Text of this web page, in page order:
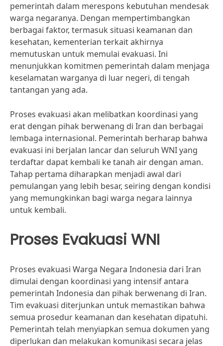
pemerintah dalam merespons kebutuhan mendesak
warga negaranya. Dengan mempertimbangkan
berbagai faktor, termasuk situasi keamanan dan
kesehatan, kementerian terkait akhirnya
memutuskan untuk memulai evakuasi. Ini
menunjukkan komitmen pemerintah dalam menjaga
keselamatan warganya di luar negeri, di tengah
tantangan yang ada.
Proses evakuasi akan melibatkan koordinasi yang
erat dengan pihak berwenang di Iran dan berbagai
lembaga internasional. Pemerintah berharap bahwa
evakuasi ini berjalan lancar dan seluruh WNI yang
terdaftar dapat kembali ke tanah air dengan aman.
Tahap pertama diharapkan menjadi awal dari
pemulangan yang lebih besar, seiring dengan kondisi
yang memungkinkan bagi warga negara lainnya
untuk kembali.
Proses Evakuasi WNI
Proses evakuasi Warga Negara Indonesia dari Iran
dimulai dengan koordinasi yang intensif antara
pemerintah Indonesia dan pihak berwenang di Iran.
Tim evakuasi diterjunkan untuk memastikan bahwa
semua prosedur keamanan dan kesehatan dipatuhi.
Pemerintah telah menyiapkan semua dokumen yang
diperlukan dan melakukan komunikasi secara jelas